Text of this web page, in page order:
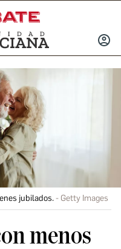
INICIAR
jubilados. Getty Images
menos